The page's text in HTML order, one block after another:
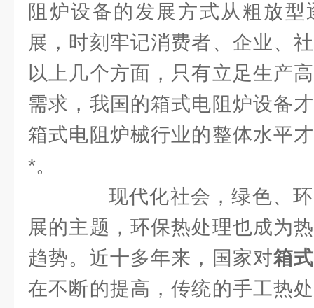
阻炉设备的发展方式从粗放
展，时刻牢记消费者、企业、
以上几个方面，只有立足生产
需求，我国的箱式电阻炉设备
箱式电阻炉械行业的整体水平
*。
现代化社会，绿色、环
展的主题，环保热处理也成为
趋势。近十多年来，国家对箱
在不断的提高，传统的手工热